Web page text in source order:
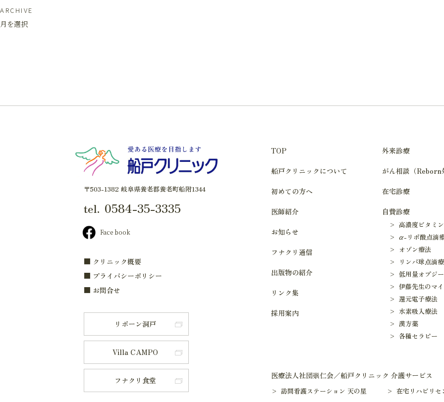
ARCHIVE
月を選択
〒503-1382 岐阜県養老郡養老町船附1344
tel. 0584-35-3335
Face book
■ クリニック概要
■ プライバシーポリシー
■ お問合せ
リボーン洞戸
Villa CAMPO
フナクリ食堂
TOP
船戸クリニックについて
初めての方へ
医師紹介
お知らせ
フナクリ通信
出版物の紹介
リンク集
採用案内
外来診療
がん相談（Reborn
在宅診療
自費診療
> 高濃度ビタミ
> α-リポ酸点滴
> オゾン療法
> リンパ球点滴
> 低用量オプジ
> 伊藤先生のマ
> 還元電子療法
> 水素吸入療法
> 漢方薬
> 各種セラピー
医療法人社団崇仁会／船戸クリニック 介護サービス
> 訪問看護ステーション 天の星
> 在宅リハビリセ